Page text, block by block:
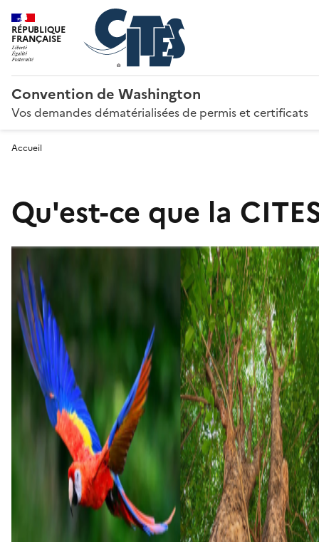
RÉPUBLIQUE
FRANÇAISE
Convention de Washington
Vos demandes dématérialisées de permis et certificats
Accueil
Qu'est-ce que la